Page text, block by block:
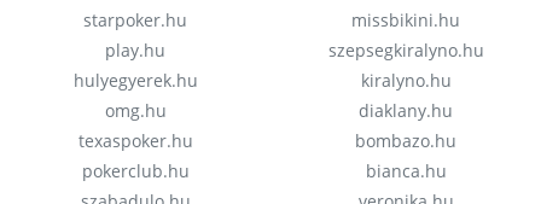
starpoker.hu
play.hu
hulyegyerek.hu
omg.hu
texaspoker.hu
pokerclub.hu
missbikini.hu
szepsegkiralyno.hu
kiralyno.hu
diaklany.hu
bombazo.hu
bianca.hu